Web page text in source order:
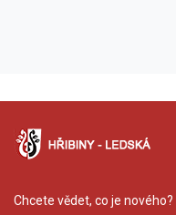
Chcete vědet, co je nového?